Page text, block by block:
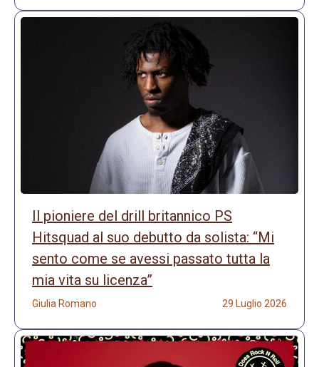
Il pioniere del drill britannico PS
Hitsquad al suo debutto da solista: “Mi
sento come se avessi passato tutta la
mia vita su licenza”
Giulia Romano 29 Luglio 2026